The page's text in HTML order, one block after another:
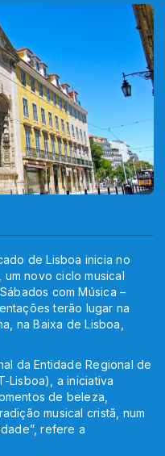
de Lisboa inicia no
novo ciclo musical
com Música –
terão lugar na
na Baixa de Lisboa,
da Entidade Regional de
Lisboa), a iniciativa
de beleza,
musical cristã, num
refere a